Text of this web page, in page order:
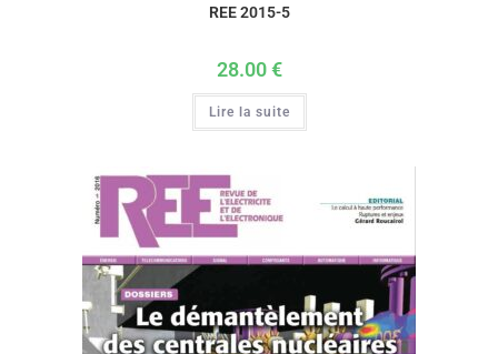
REE 2015-5
28.00€
Lire la suite